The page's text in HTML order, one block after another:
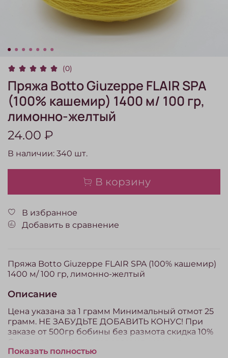
(0)
Пряжа Botto Giuzeppe FLAIR SPA
(100% кашемир) 1400 м/ 100 гр,
лимонно-желтый
24.00 ₽
В наличии: 340 шт.
В корзину
В избранное
Добавить в сравнение
Пряжа Botto Giuzeppe FLAIR SPA (100% кашемир)
1400 м/ 100 гр, лимонно-желтый
Описание
Цена указана за 1 грамм Минимальный отмот 25
грамм. НЕ ЗАБУДЬТЕ ДОБАВИТЬ КОНУС! При
заказе от 500гр бобины без размота скидка 10%
Скидка рассчитывается автоматически в
корзине. Пряжа, проданная на отмот (отрез) по
Показать полностью